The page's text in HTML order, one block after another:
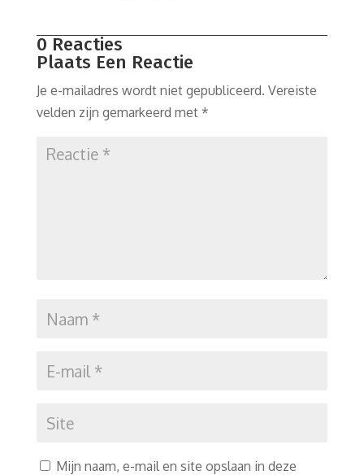
0 Reacties
Plaats Een Reactie
Je e-mailadres wordt niet gepubliceerd. Vereiste
velden zijn gemarkeerd met *
Mijn naam, e-mail en site opslaan in deze